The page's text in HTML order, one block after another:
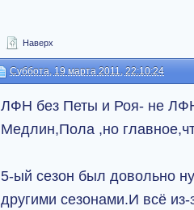
Наверх
Суббота, 19 марта 2011, 22:10:24
ЛФН без Петы и Роя- не
Медлин,Пола ,но
5-ый сезон был довольно
другими сезонами.И всё из-